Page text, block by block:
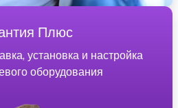
Плюс
установка и настройка
оборудования